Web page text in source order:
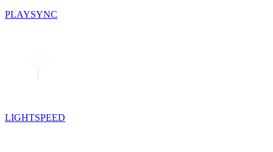
PLAYSYNC
LIGHTSPEED